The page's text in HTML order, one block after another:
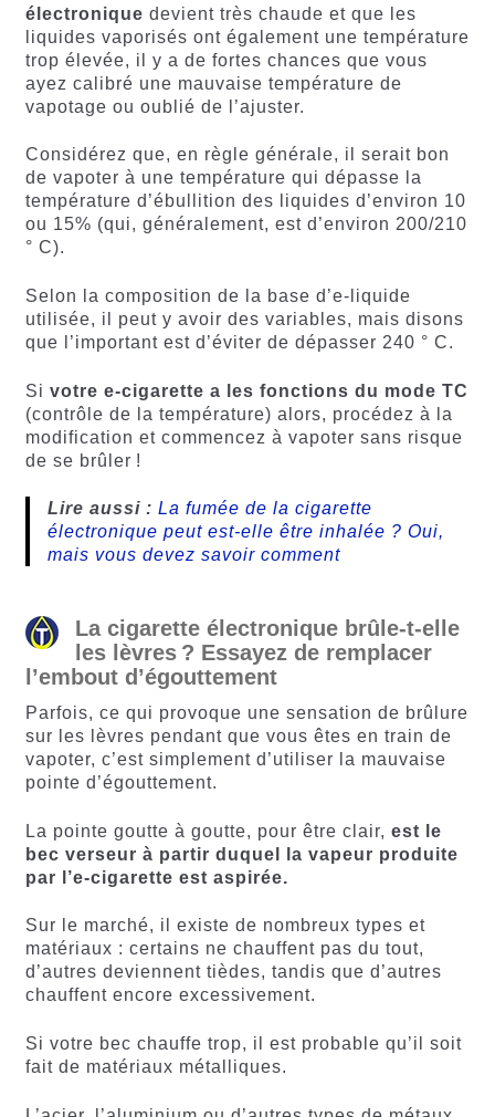
électronique devient très chaude et que les
liquides vaporisés ont également une température
trop élevée, il y a de fortes chances que vous
ayez calibré une mauvaise température de
vapotage ou oublié de l’ajuster.
Considérez que, en règle générale, il serait bon
de vapoter à une température qui dépasse la
température d’ébullition des liquides d’environ 10
ou 15% (qui, généralement, est d’environ 200/210
° C).
Selon la composition de la base d’e-liquide
utilisée, il peut y avoir des variables, mais disons
que l’important est d’éviter de dépasser 240 ° C.
Si votre e-cigarette a les fonctions du mode TC
(contrôle de la température) alors, procédez à la
modification et commencez à vapoter sans risque
de se brûler !
Lire aussi : La fumée de la cigarette
électronique peut est-elle être inhalée ? Oui,
mais vous devez savoir comment
La cigarette électronique brûle-t-elle
les lèvres ? Essayez de remplacer
l’embout d’égouttement
Parfois, ce qui provoque une sensation de brûlure
sur les lèvres pendant que vous êtes en train de
vapoter, c’est simplement d’utiliser la mauvaise
pointe d’égouttement.
La pointe goutte à goutte, pour être clair, est le
bec verseur à partir duquel la vapeur produite
par l’e-cigarette est aspirée.
Sur le marché, il existe de nombreux types et
matériaux : certains ne chauffent pas du tout,
d’autres deviennent tièdes, tandis que d’autres
chauffent encore excessivement.
Si votre bec chauffe trop, il est probable qu’il soit
fait de matériaux métalliques.